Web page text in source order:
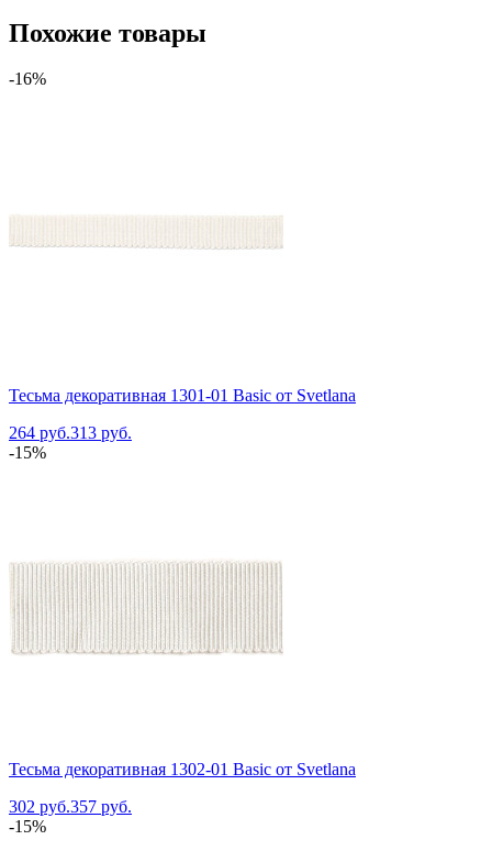
Похожие товары
-16%
Тесьма декоративная 1301-01 Basic от Svetlana
264 руб.313 руб.
-15%
Тесьма декоративная 1302-01 Basic от Svetlana
302 руб.357 руб.
-15%